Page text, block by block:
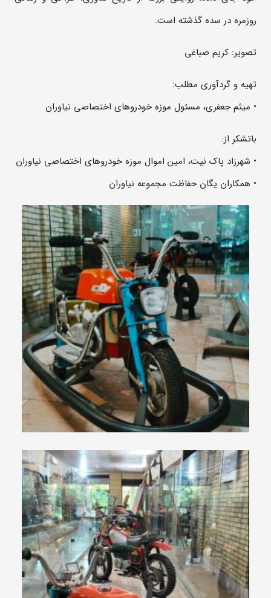
روزمره در سده گذشته است.
تصویر: کریم صباغی
تهیه و گردآوری مطلب:
• میثم جعفری، مسئول موزه خودروهای اختصاصی نیاوران
باتشکر از:
• شهرزاد پاک نیت، امین اموال موزه خودروهای اختصاصی نیاوران
• همکاران یگان حفاظت مجموعه نیاوران